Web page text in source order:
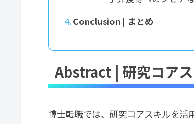
Conclusion | まとめ
Abstract | 研究コア
博士転職では、研究コアスキルを活